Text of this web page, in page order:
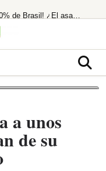
¡Santander se lanza a por el 10% de Brasil! ¿El asalto a los 13€ es inminente?
El Ibex 35 extiende su racha alcista ante las esperanzas de acuerdo entre EEUU
a unos
de su